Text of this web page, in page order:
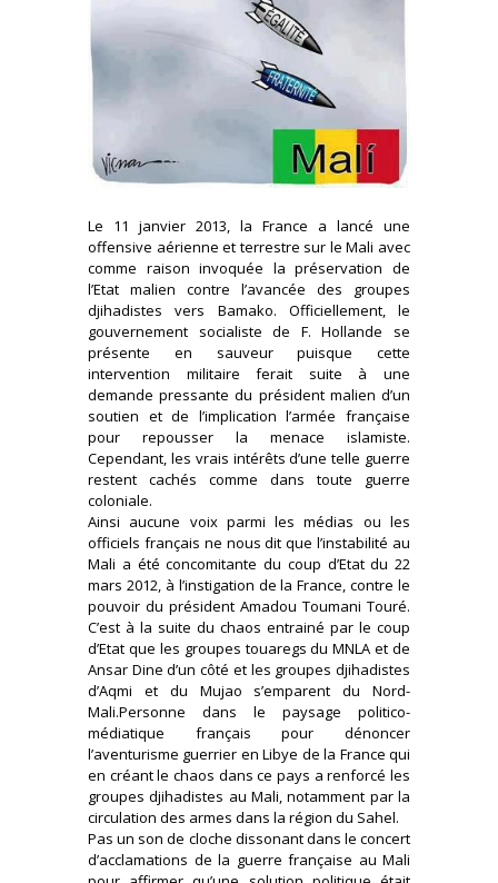
Le 11 janvier 2013, la France a lancé une
offensive aérienne et terrestre sur le Mali avec
comme raison invoquée la préservation de
l’Etat malien contre l’avancée des groupes
djihadistes vers Bamako. Officiellement, le
gouvernement socialiste de F. Hollande se
présente en sauveur puisque cette
intervention militaire ferait suite à une
demande pressante du président malien d’un
soutien et de l’implication l’armée française
pour repousser la menace islamiste.
Cependant, les vrais intérêts d’une telle guerre
restent cachés comme dans toute guerre
coloniale.
Ainsi aucune voix parmi les médias ou les
officiels français ne nous dit que l’instabilité au
Mali a été concomitante du coup d’Etat du 22
mars 2012, à l’instigation de la France, contre le
pouvoir du président Amadou Toumani Touré.
C’est à la suite du chaos entrainé par le coup
d’Etat que les groupes touaregs du MNLA et de
Ansar Dine d’un côté et les groupes djihadistes
d’Aqmi et du Mujao s’emparent du Nord-
Mali.Personne dans le paysage politico-
médiatique français pour dénoncer
l’aventurisme guerrier en Libye de la France qui
en créant le chaos dans ce pays a renforcé les
groupes djihadistes au Mali, notamment par la
circulation des armes dans la région du Sahel.
Pas un son de cloche dissonant dans le concert
d’acclamations de la guerre française au Mali